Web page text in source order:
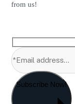
from us!
Subscribe Now!